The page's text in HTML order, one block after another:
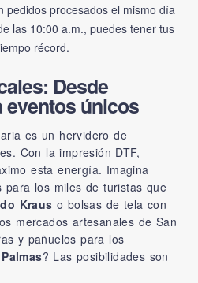
pedidos procesados el mismo día
las 10:00 a.m., puedes tener tus
récord.
Desde
únicos
es un hervidero de
Con la impresión DTF,
esta energía. Imagina
para los miles de turistas que
Kraus o bolsas de tela con
mercados artesanales de San
y pañuelos para los
? Las posibilidades son